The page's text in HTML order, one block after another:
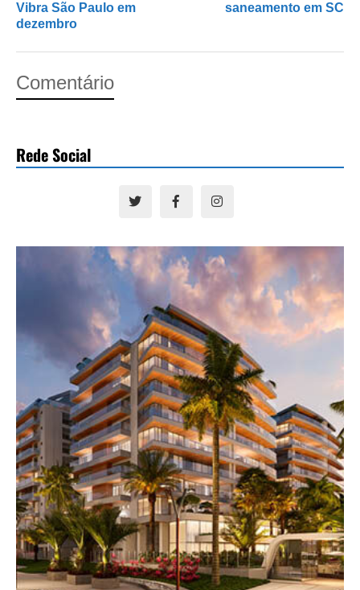
Vibra São Paulo em
dezembro
saneamento em SC
Comentário
Rede Social